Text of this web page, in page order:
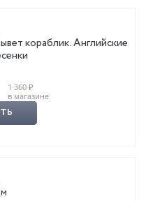
кораблик. Английские
1 360 ₽
в магазине